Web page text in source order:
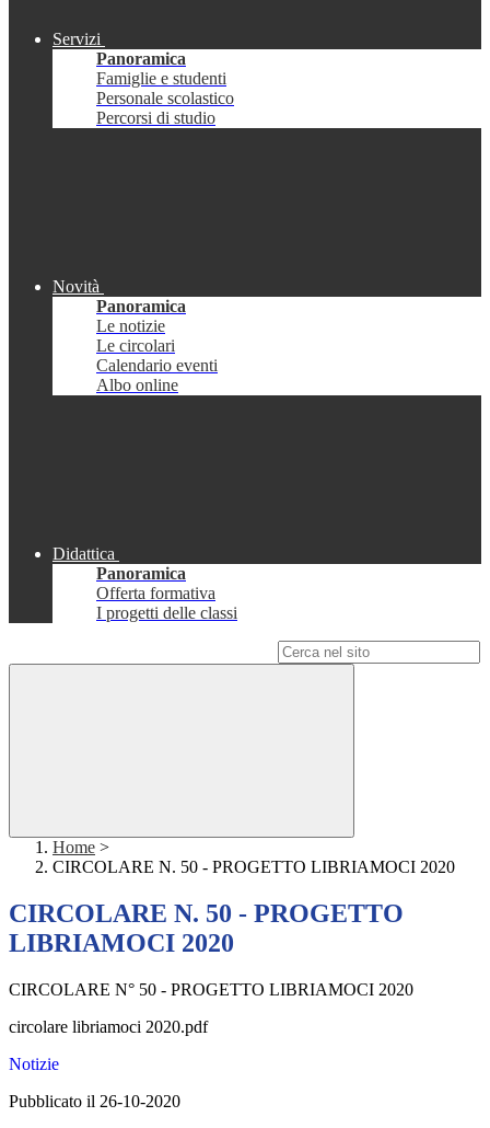
Servizi
Panoramica
Famiglie e studenti
Personale scolastico
Percorsi di studio
Novità
Panoramica
Le notizie
Le circolari
Calendario eventi
Albo online
Didattica
Panoramica
Offerta formativa
I progetti delle classi
Home >
CIRCOLARE N. 50 - PROGETTO LIBRIAMOCI 2020
CIRCOLARE N. 50 - PROGETTO
LIBRIAMOCI 2020
CIRCOLARE N° 50 - PROGETTO LIBRIAMOCI 2020
circolare libriamoci 2020.pdf
Notizie
Pubblicato il 26-10-2020